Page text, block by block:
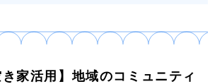
き家活用】地域のコミュニティ